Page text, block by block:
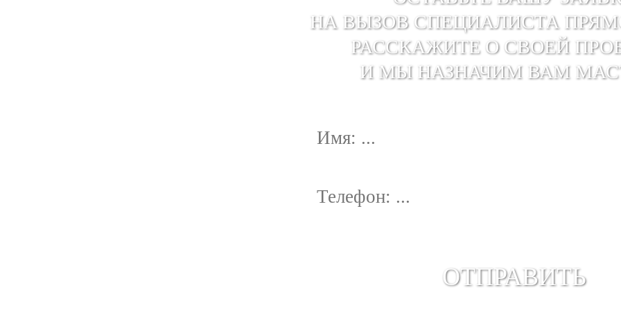
НА ВЫЗОВ СПЕЦИАЛИСТА
РАССКАЖИТЕ О СВОЕЙ
И МЫ НАЗНАЧИМ ВАМ